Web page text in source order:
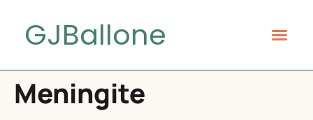
GJBallone
Meningite